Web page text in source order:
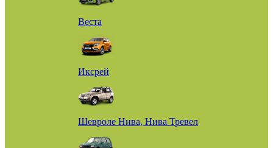
Веста
Иксрей
Шевроле Нива, Нива Тревел